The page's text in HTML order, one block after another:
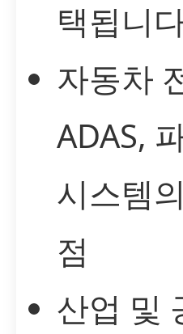
택됩니
자동차
ADAS,
시스템
점
산업 및